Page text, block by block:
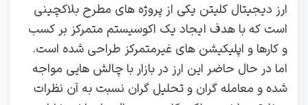
ارز دیجیتال کلیتن یکی از پروژه‌ های مطرح بلاکچینی
است که با هدف ایجاد یک اکوسیستم متمرکز بر کسب‌
و کارها و اپلیکیشن‌ های غیرمتمرکز طراحی شده است.
اما در حال حاضر این ارز در بازار با چالش‌ هایی مواجه
شده و معامله‌ گران و تحلیل‌ گران نسبت به آن نظرات